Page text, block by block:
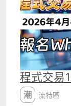
模型生成的策
python語法就
續再有片教大
言區中已有在
程式交易
潮流特區